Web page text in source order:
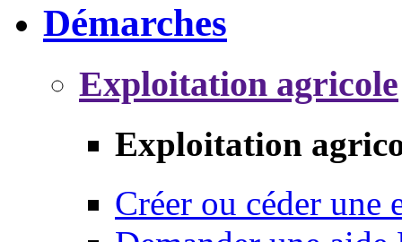
Démarches
Exploitation agricole
Exploitation
Créer ou céder une